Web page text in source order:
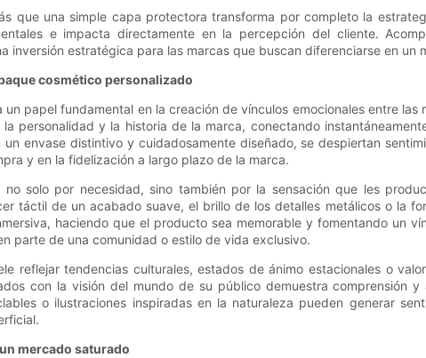
que una simple capa protectora transforma por completo la
e impacta directamente en la percepción del cliente.
inversión estratégica para las marcas que buscan diferenciarse en un
cosmético personalizado
papel fundamental en la creación de vínculos emocionales entre
personalidad y la historia de la marca, conectando
envase distintivo y cuidadosamente diseñado, se despiertan
y en la fidelización a largo plazo de la marca.
no solo por necesidad, sino también por la sensación que les
táctil de un acabado suave, el brillo de los detalles metálicos o la
haciendo que el producto sea memorable y fomentando un
parte de una comunidad o estilo de vida exclusivo.
reflejar tendencias culturales, estados de ánimo estacionales o
con la visión del mundo de su público demuestra comprensión
o ilustraciones inspiradas en la naturaleza pueden generar
mercado saturado